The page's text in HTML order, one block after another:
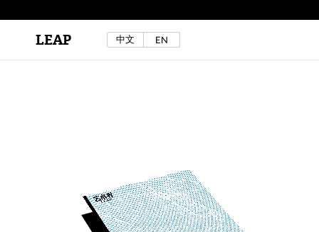
区秀诒与陈侑汝，《噩梦摇摆》，2024年。
LEAP 中文 EN